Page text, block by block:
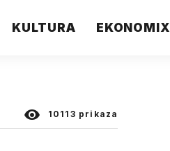
KULTURA EKONOMIX
10113 prikaza